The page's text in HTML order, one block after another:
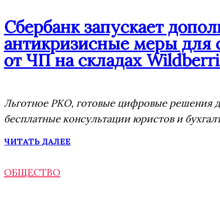
Сбербанк запускает
антикризисные меры для
от ЧП на складах
Льготное РКО, готовые цифровые решения
бесплатные консультации юристов и
ЧИТАТЬ ДАЛЕЕ
ОБЩЕСТВО